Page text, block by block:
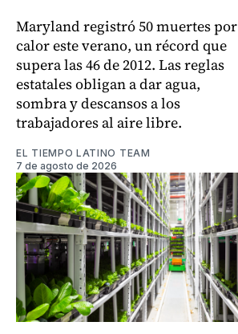
Maryland registró 50 muertes por
calor este verano, un récord que
supera las 46 de 2012. Las reglas
estatales obligan a dar agua,
sombra y descansos a los
trabajadores al aire libre.
EL TIEMPO LATINO TEAM
7 de agosto de 2026